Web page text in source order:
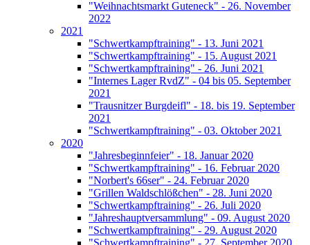
"Weihnachtsmarkt Guteneck" - 26. November
2022
2021
"Schwertkampftraining" - 13. Juni 2021
"Schwertkampftraining" - 15. August 2021
"Schwertkampftraining" - 26. Juni 2021
"Internes Lager RvdZ" - 04 bis 05. September
2021
"Trausnitzer Burgdeifl" - 18. bis 19. September
2021
"Schwertkampftraining" - 03. Oktober 2021
2020
"Jahresbeginnfeier" - 18. Januar 2020
"Schwertkampftraining" - 16. Februar 2020
"Norbert's 66ser" - 24. Februar 2020
"Grillen Waldschlößchen" - 28. Juni 2020
"Schwertkampftraining" - 26. Juli 2020
"Jahreshauptversammlung" - 09. August 2020
"Schwertkampftraining" - 29. August 2020
"Schwertkampftraining" - 27. September 2020